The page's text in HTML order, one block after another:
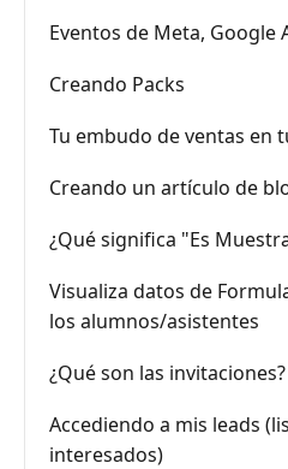
Eventos de Meta, Google
Creando Packs
Tu embudo de ventas en
Creando un artículo de
¿Qué significa "Es
Visualiza datos de
los alumnos/asistentes
¿Qué son las invitaciones?
Accediendo a mis leads
interesados)